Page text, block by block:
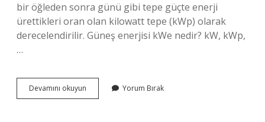
bir öğleden sonra günü gibi tepe güçte enerji
ürettikleri oran olan kilowatt tepe (kWp) olarak
derecelendirilir. Güneş enerjisi kWe nedir? kW, kWp,
…
Devamını okuyun
Kwp
Yorum Bırak